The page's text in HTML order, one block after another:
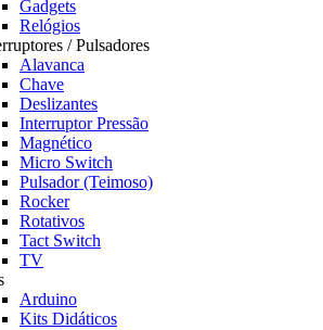
Gadgets
Relógios
/ Pulsadores
Alavanca
Chave
Deslizantes
Interruptor Pressão
Magnético
Micro Switch
Pulsador (Teimoso)
Rocker
Rotativos
Tact Switch
TV
Arduino
Kits Didáticos